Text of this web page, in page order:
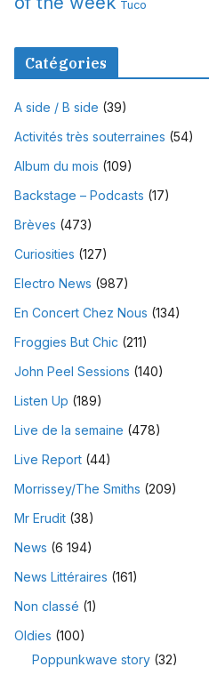
Tuco
Catégories
A side / B side (39)
Activités très souterraines (54)
Album du mois (109)
Backstage – Podcasts (17)
Brèves (473)
Curiosities (127)
Electro News (987)
En Concert Chez Nous (134)
Froggies But Chic (211)
John Peel Sessions (140)
Listen Up (189)
Live de la semaine (478)
Live Report (44)
Morrissey/The Smiths (209)
Mr Erudit (38)
News (6 194)
News Littéraires (161)
Non classé (1)
Oldies (100)
Poppunkwave story (32)